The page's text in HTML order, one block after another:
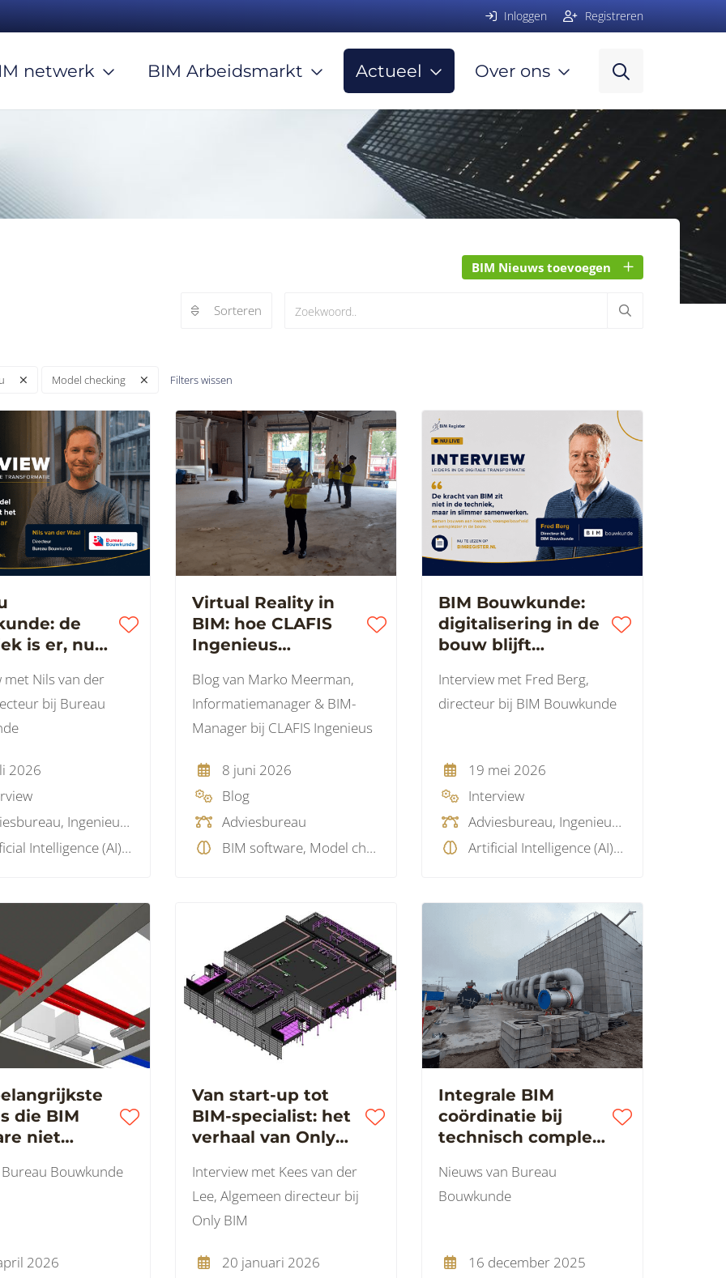
Sorteren
BIM Nieuws toevoegen
Model checking Filters wissen
de
is er, nu
met Nils van der
bij Bureau
2026
Adviesbureau, Ingenieursbureau
Artificial Intelligence (AI), BIM protocol, BIM visie, Model checking, Projectmanagement
Virtual Reality in
BIM: hoe CLAFIS
Ingenieus
zichtbaar maakt
voordat ze geld
kosten
Blog van Marko Meerman,
Informatiemanager & BIM-
Manager bij CLAFIS Ingenieus
8 juni 2026
Blog
Adviesbureau
BIM software, Model checking, Virtual Reality, Visualisatie
BIM Bouwkunde:
digitalisering in de
bouw blijft
Interview met Fred Berg,
directeur bij BIM Bouwkunde
19 mei 2026
Interview
Adviesbureau, Ingenieursbureau
Artificial Intelligence (AI), BIM software, BIM visie, Model checking, Visualisatie
die BIM
niet
Bouwkunde
2026
Van start-up tot
BIM-specialist: het
verhaal van Only
Interview met Kees van der
Lee, Algemeen directeur bij
Only BIM
20 januari 2026
Integrale BIM
coördinatie bij
technisch complex
t
Nieuws van Bureau
Bouwkunde
16 december 2025
Inloggen Registreren
netwerk BIM Arbeidsmarkt Actueel Over ons